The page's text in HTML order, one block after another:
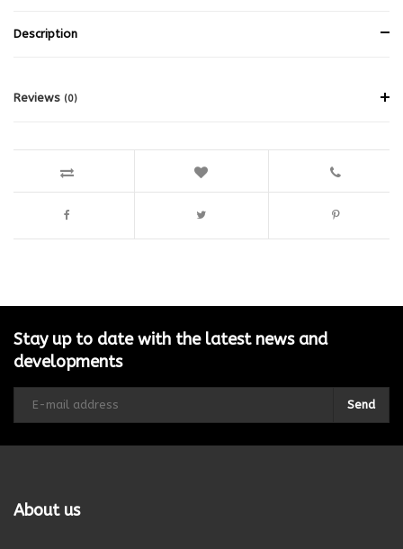
Description
Reviews (0)
Stay up to date with the latest news and
developments
Send
About us